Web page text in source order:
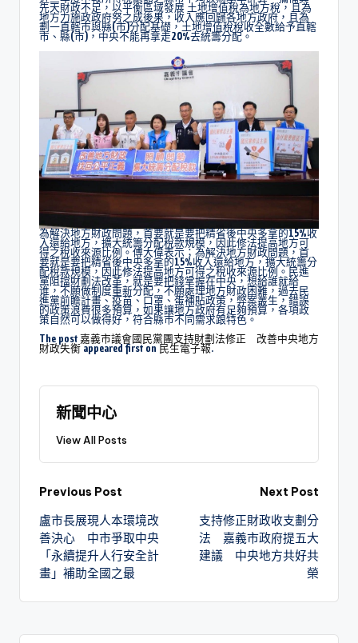
先天財政不足，以平衡區域發展 土地增值稅為地方稅，且為
地方力施政政府努之成後果，收入應回歸各地方政府，且為
劃一直轄市與縣(市)分配基礎，土地增值稅稅收全數給予直轄
市、縣(市)，中央不能再拿走20%去統籌分配。
為解決地方財政問題，首要就是要把精省後中央多拿的15%收
入還給地方，擴大統籌分配稅款規模，因此修法提高地方可
得之稅收來源比例。傅大偉表示；為解決地方財政問題，首
要就是要把精省後中央多拿的15%收入還給地方，擴大統籌分
配稅款規模，因此修法提高地方可得之稅收來源比例。民進
黨阻擋財劃法改革，就是要把錢掌握在中央，想給誰就給
谁，不願做制度重新分配，不願處理地方財政困難，過去民
進黨前瞻計畫、疫苗、口罩、蛋補貼政策，弊案叢生，錯誤
的政策浪費很多預算，如果讓地方政府有足夠預算，各項政
策自然可以做得好，符合縣市不同需求跟特色。
The post嘉義市議會國民黨團支持財劃法修正 改善中央地方
財政失衡appeared first on民生電子報.
新聞中心
View All Posts
Previous Post
盧市長展現人本環境改
善決心 中市爭取中央
「永續提升人行安全計
畫」補助全國之最
Next Post
支持修正財政收支劃分
法 嘉義市政府提五大
建議 中央地方共好共
榮